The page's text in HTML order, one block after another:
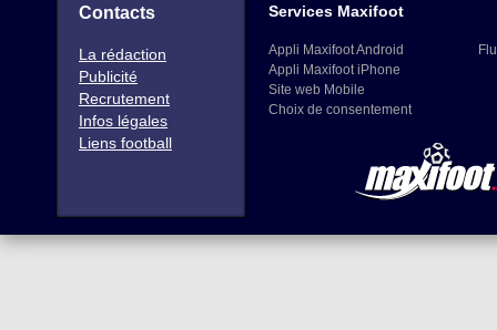
Contacts
La rédaction
Publicité
Recrutement
Infos légales
Liens football
Services Maxifoot
Appli Maxifoot Android
Appli Maxifoot iPhone
Site web Mobile
Choix de consentement